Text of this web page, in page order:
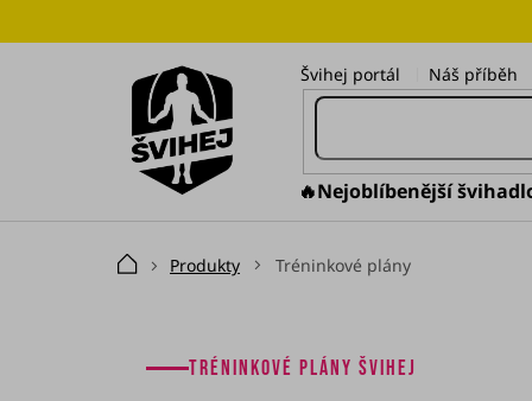
Švihej portál Náš příběh
🔥Nejoblíbenější
Domů Produkty Tréninkové plány
TRÉNINKOVÉ PLÁNY ŠVIHEJ